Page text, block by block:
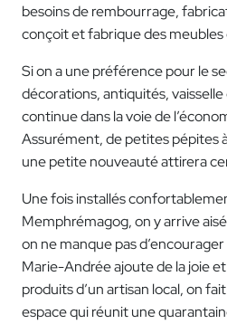
besoins de rembourrage,
conçoit et fabrique des
Si on a une préférence pour le
décorations, antiquités,
continue dans la voie de
Assurément, de petites pépites
une petite nouveauté attirera
Une fois installés
Memphrémagog, on y arrive
on ne manque pas
Marie-Andrée ajoute de la joie
produits d’un artisan local, on
espace qui réunit une